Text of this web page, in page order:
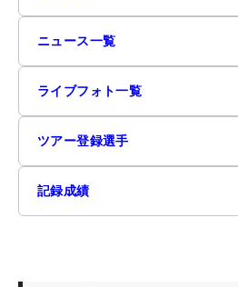
ニュース一覧
ライブフォト一覧
ツアー登録選手
記録成績